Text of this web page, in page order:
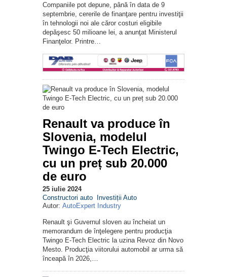
Companiile pot depune, până în data de 9
septembrie, cererile de finanţare pentru investiţii
în tehnologii noi ale căror costuri eligibile
depăşesc 50 milioane lei, a anunţat Ministerul
Finanţelor. Printre…
Renault va produce în
Slovenia, modelul
Twingo E-Tech Electric,
cu un preț sub 20.000
de euro
25 iulie 2024
Constructori auto Investiții Auto
Autor: AutoExpert Industry
Renault şi Guvernul sloven au încheiat un
memorandum de înţelegere pentru producţia
Twingo E-Tech Electric la uzina Revoz din Novo
Mesto. Producţia viitorului automobil ar urma să
înceapă în 2026,…